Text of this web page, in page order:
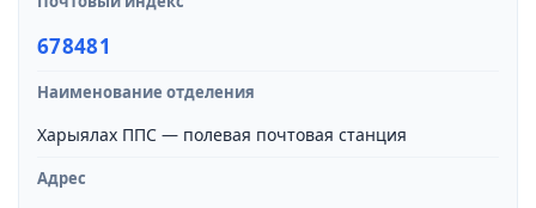
678481
Наименование отделения
Харыялах ППС — полевая почтовая станция
Адрес